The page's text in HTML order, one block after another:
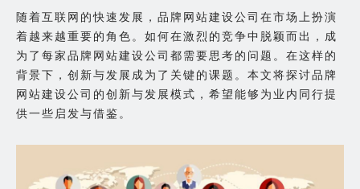
只为在数字世界打造更加
出色的你。
随着互联网的快速发展，品牌网站建设公司在市场上扮演
着越来越重要的角色。如何在激烈的竞争中脱颖而出，成
为了每家品牌网站建设公司都需要思考的问题。在这样的
背景下，创新与发展成为了关键的课题。本文将探讨品牌
网站建设公司的创新与发展模式，希望能够为业内同行提
供一些启发与借鉴。